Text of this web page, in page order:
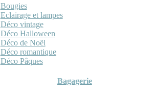
Bougies
Eclairage et lampes
Déco vintage
Déco Halloween
Déco de Noël
Déco romantique
Déco Pâques
Bagagerie